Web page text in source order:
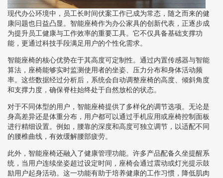
现代办公环境中，员工长时间伏案工作已成为常态，随之而来的健
康问题也日益凸显。智能座椅作为办公家具的创新代表，正逐步成
为提升员工健康与工作效率的重要工具。它不仅具备基础支撑功
能，更通过科技手段满足用户的个性化需求。
智能座椅的核心优势在于其高度可定制性。通过内置传感器与智能
算法，座椅能够实时监测使用者的坐姿、压力分布和身体活动频
率。这些数据经过分析后，系统会自动调整座椅的高度、倾斜角度
和支撑力度，确保脊柱始终处于自然放松的状态。
对于不同体型的用户，智能座椅提供了多样化的调节选项。无论是
身高差异还是体重分布，用户都可以通过手机应用或座椅控制面板
进行精细设置。例如，腰靠的深度和高度可独立调节，以适配不同
的腰椎曲线，有效缓解腰部疲劳。
此外，智能座椅还融入了健康管理功能。许多产品配备久坐提醒系
统，当用户连续坐姿超过设定时间，座椅会通过震动或灯光提示鼓
励用户起身活动。这一功能有助于培养健康的工作习惯，降低肌肉